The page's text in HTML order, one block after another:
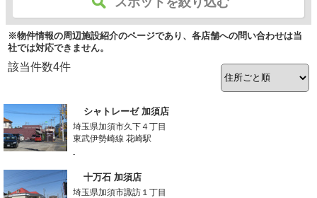
※物件情報の周辺施設紹介のページであり、各店舗への問い合わせは当
社では対応できません。
該当件数4件
シャトレーゼ 加須店
埼玉県加須市久下４丁目
東武伊勢崎線 花崎駅
-
十万石 加須店
埼玉県加須市諏訪１丁目